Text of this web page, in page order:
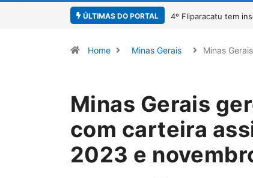
ÚLTIMAS DO PORTAL Paracatu caminha
Home Minas Gerais Minas
Minas Gerais
com carteira
2023 e